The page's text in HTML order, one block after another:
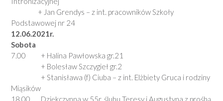
+ Jan Grendys – z int. pracowników Szkoły
Podstawowej nr 24
12.06.2021r.
Sobota
7.00 + Halina Pawłowska gr.21
+ Bolesław Szczygieł gr.2
+ Stanisława (f) Ciuba – z int. Elżbiety Gruca i rodziny
Miąsików
18.00 Dziękczynna w 55r. ślubu Teresy i Augustyna z prośbą